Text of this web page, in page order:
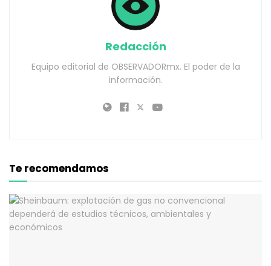
Redacción
Equipo editorial de OBSERVADORmx. El poder de la
información.
Te recomendamos